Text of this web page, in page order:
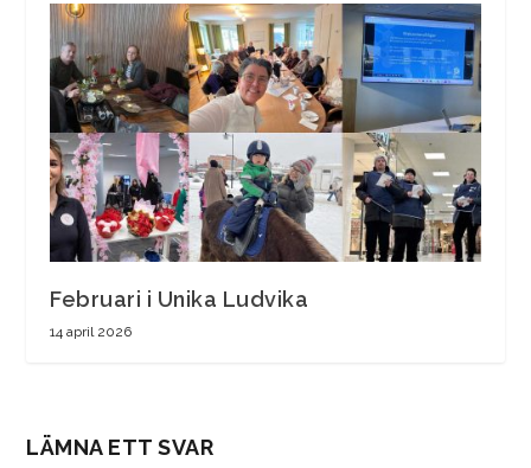
Februari i Unika Ludvika
14 april 2026
LÄMNA ETT SVAR